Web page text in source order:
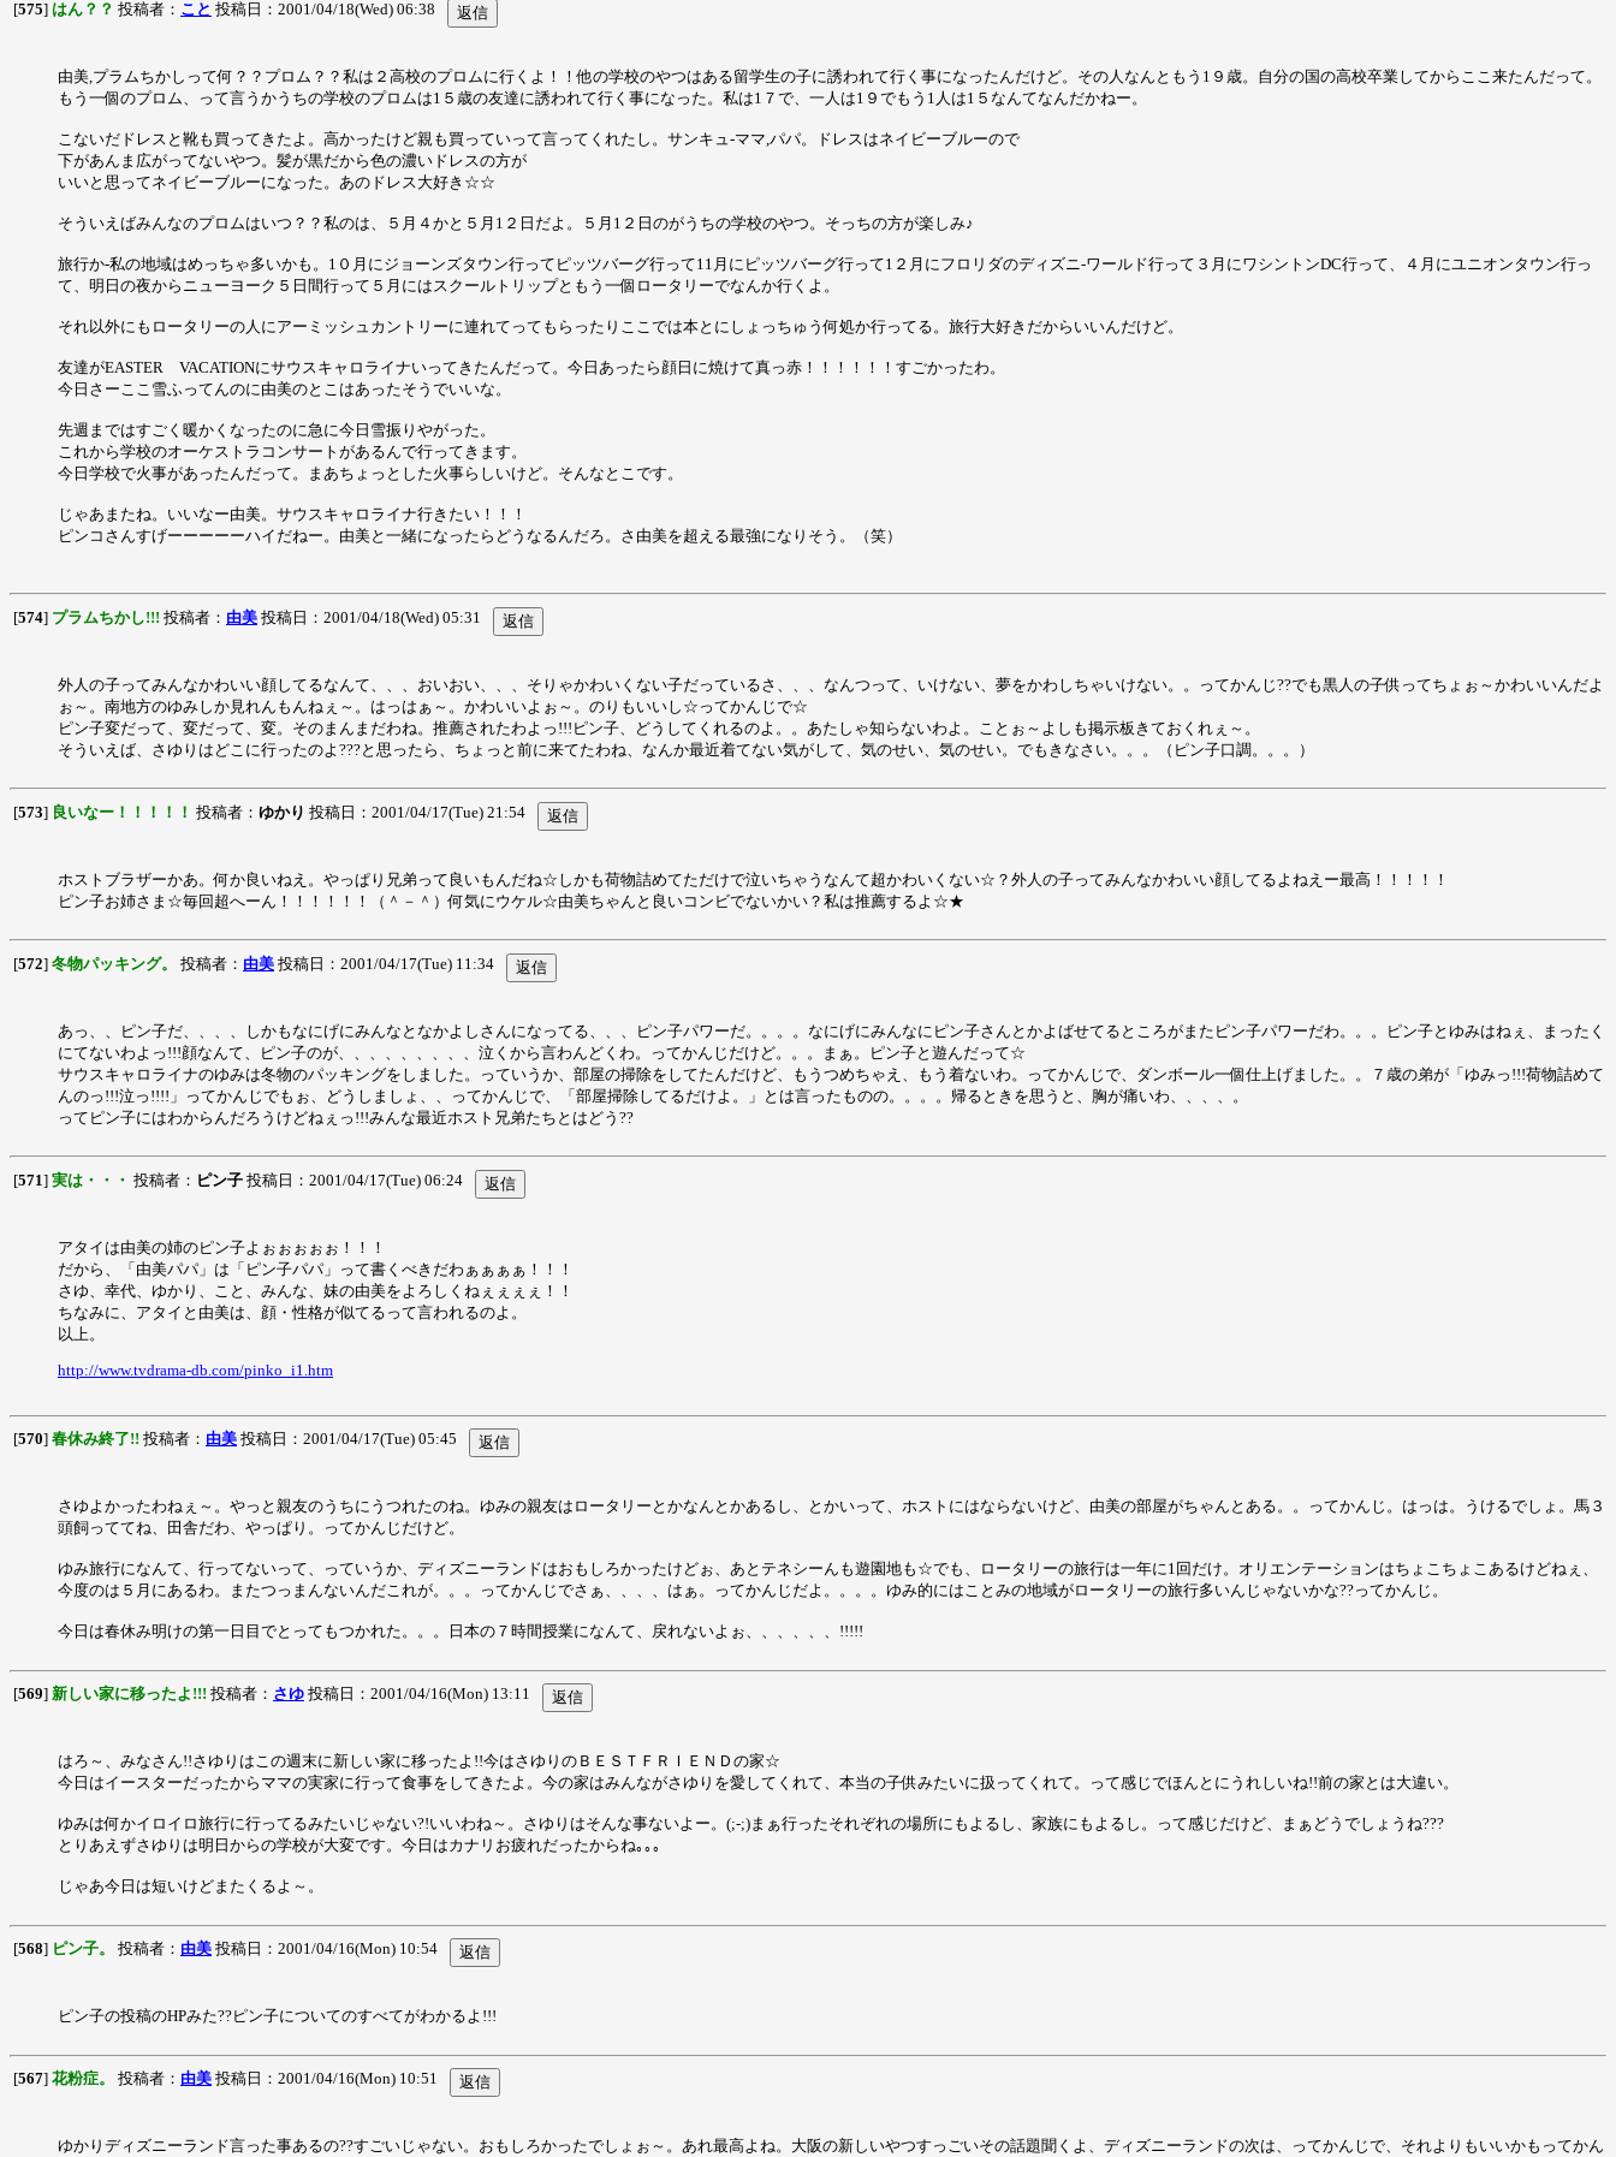
[575] はん？？ 投稿者： こと 投稿日：2001/04/18(Wed) 06:38
由美,プラムちかしって何？？プロム？？私は２高校のプロムに行くよ！！他の学校のやつはある留学生の子に誘われて行く事になったんだけど。その人なんともう1９歳。自分の国の高校卒業してからここ来たんだって。
もう一個のプロム、って言うかうちの学校のプロムは1５歳の友達に誘われて行く事になった。私は1７で、一人は1９でもう1人は1５なんてなんだかねー。
こないだドレスと靴も買ってきたよ。高かったけど親も買っていって言ってくれたし。サンキュ-ママ,パパ。ドレスはネイビーブルーので
下があんま広がってないやつ。髪が黒だから色の濃いドレスの方が
いいと思ってネイビーブルーになった。あのドレス大好き☆☆
そういえばみんなのプロムはいつ？？私のは、５月４かと５月1２日だよ。５月1２日のがうちの学校のやつ。そっちの方が楽しみ♪
旅行か-私の地域はめっちゃ多いかも。1０月にジョーンズタウン行ってピッツバーグ行って11月にピッツバーグ行って1２月にフロリダのディズニ-ワールド行って３月にワシントンDC行って、４月にユニオンタウン行っ
て、明日の夜からニューヨーク５日間行って５月にはスクールトリップともう一個ロータリーでなんか行くよ。
それ以外にもロータリーの人にアーミッシュカントリーに連れてってもらったりここでは本とにしょっちゅう何処か行ってる。旅行大好きだからいいんだけど。
友達がEASTER VACATIONにサウスキャロライナいってきたんだって。今日あったら顔日に焼けて真っ赤！！！！！！すごかったわ。
今日さーここ雪ふってんのに由美のとこはあったそうでいいな。
先週まではすごく暖かくなったのに急に今日雪振りやがった。
これから学校のオーケストラコンサートがあるんで行ってきます。
今日学校で火事があったんだって。まあちょっとした火事らしいけど。そんなとこです。
じゃあまたね。いいなー由美。サウスキャロライナ行きたい！！！
ピンコさんすげーーーーーハイだねー。由美と一緒になったらどうなるんだろ。さ由美を超える最強になりそう。（笑）
[574] プラムちかし!!! 投稿者： 由美 投稿日：2001/04/18(Wed) 05:31
外人の子ってみんなかわいい顔してるなんて、、、おいおい、、、そりゃかわいくない子だっているさ、、、なんつって、いけない、夢をかわしちゃいけない。。ってかんじ??でも黒人の子供ってちょぉ～かわいいんだよ
ぉ～。南地方のゆみしか見れんもんねぇ～。はっはぁ～。かわいいよぉ～。のりもいいし☆ってかんじで☆
ピン子変だって、変だって、変。そのまんまだわね。推薦されたわよっ!!!ピン子、どうしてくれるのよ。。あたしゃ知らないわよ。ことぉ～よしも掲示板きておくれぇ～。
そういえば、さゆりはどこに行ったのよ???と思ったら、ちょっと前に来てたわね、なんか最近着てない気がして、気のせい、気のせい。でもきなさい。。。（ピン子口調。。。）
[573] 良いなー！！！！！ 投稿者： ゆかり 投稿日：2001/04/17(Tue) 21:54
ホストブラザーかあ。何か良いねえ。やっぱり兄弟って良いもんだね☆しかも荷物詰めてただけで泣いちゃうなんて超かわいくない☆？外人の子ってみんなかわいい顔してるよねえー最高！！！！！
ピン子お姉さま☆毎回超へーん！！！！！！（＾－＾）何気にウケル☆由美ちゃんと良いコンビでないかい？私は推薦するよ☆★
[572] 冬物パッキング。 投稿者： 由美 投稿日：2001/04/17(Tue) 11:34
あっ、、ピン子だ、、、、しかもなにげにみんなとなかよしさんになってる、、、ピン子パワーだ。。。。なにげにみんなにピン子さんとかよばせてるところがまたピン子パワーだわ。。。ピン子とゆみはねぇ、まったく
にてないわよっ!!!顔なんて、ピン子のが、、、、、、、、、泣くから言わんどくわ。ってかんじだけど。。。まぁ。ピン子と遊んだって☆
サウスキャロライナのゆみは冬物のパッキングをしました。っていうか、部屋の掃除をしてたんだけど、もうつめちゃえ、もう着ないわ。ってかんじで、ダンボール一個仕上げました。。７歳の弟が「ゆみっ!!!荷物詰めて
んのっ!!!泣っ!!!!」ってかんじでもぉ、どうしましょ、、ってかんじで、「部屋掃除してるだけよ。」とは言ったものの。。。。帰るときを思うと、胸が痛いわ、、、、。
ってピン子にはわからんだろうけどねぇっ!!!みんな最近ホスト兄弟たちとはどう??
[571] 実は・・・ 投稿者： ピン子 投稿日：2001/04/17(Tue) 06:24
アタイは由美の姉のピン子よぉぉぉぉぉ！！！
だから、「由美パパ」は「ピン子パパ」って書くべきだわぁぁぁぁ！！！
さゆ、幸代、ゆかり、こと、みんな、妹の由美をよろしくねぇぇぇぇ！！
ちなみに、アタイと由美は、顔・性格が似てるって言われるのよ。
以上。
http://www.tvdrama-db.com/pinko_i1.htm
[570] 春休み終了!! 投稿者： 由美 投稿日：2001/04/17(Tue) 05:45
さゆよかったわねぇ～。やっと親友のうちにうつれたのね。ゆみの親友はロータリーとかなんとかあるし、とかいって、ホストにはならないけど、由美の部屋がちゃんとある。。ってかんじ。はっは。うけるでしょ。馬３
頭飼っててね、田舎だわ、やっぱり。ってかんじだけど。
ゆみ旅行になんて、行ってないって、っていうか、ディズニーランドはおもしろかったけどぉ、あとテネシーんも遊園地も☆でも、ロータリーの旅行は一年に1回だけ。オリエンテーションはちょこちょこあるけどねぇ、
今度のは５月にあるわ。またつっまんないんだこれが。。。ってかんじでさぁ、、、、はぁ。ってかんじだよ。。。。ゆみ的にはことみの地域がロータリーの旅行多いんじゃないかな??ってかんじ。
今日は春休み明けの第一日目でとってもつかれた。。。日本の７時間授業になんて、戻れないよぉ、、、、、、!!!!!
[569] 新しい家に移ったよ!!! 投稿者： さゆ 投稿日：2001/04/16(Mon) 13:11
はろ～、みなさん!!さゆりはこの週末に新しい家に移ったよ!!今はさゆりのＢＥＳＴＦＲＩＥＮＤの家☆
今日はイースターだったからママの実家に行って食事をしてきたよ。今の家はみんながさゆりを愛してくれて、本当の子供みたいに扱ってくれて。って感じでほんとにうれしいね!!前の家とは大違い。
ゆみは何かイロイロ旅行に行ってるみたいじゃない?!いいわね～。さゆりはそんな事ないよー。(;-;)まぁ行ったそれぞれの場所にもよるし、家族にもよるし。って感じだけど、まぁどうでしょうね???
とりあえずさゆりは明日からの学校が大変です。今日はカナリお疲れだったからね｡｡｡
じゃあ今日は短いけどまたくるよ～。
[568] ピン子。 投稿者： 由美 投稿日：2001/04/16(Mon) 10:54
ピン子の投稿のHPみた??ピン子についてのすべてがわかるよ!!!
[567] 花粉症。 投稿者： 由美 投稿日：2001/04/16(Mon) 10:51
ゆかりディズニーランド言った事あるの??すごいじゃない。おもしろかったでしょぉ～。あれ最高よね。大阪の新しいやつすっごいその話題聞くよ、ディズニーランドの次は、ってかんじで、それよりもいいかもってかん